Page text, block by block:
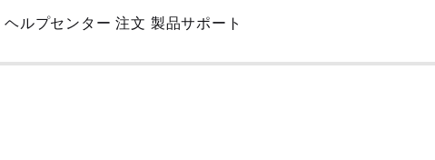
Skip
Main
ヘルプセンター 注文 製品サポート